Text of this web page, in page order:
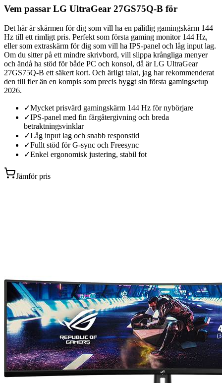
Vem passar LG UltraGear 27GS75Q-B för
Det här är skärmen för dig som vill ha en pålitlig gamingskärm 144
Hz till ett rimligt pris. Perfekt som första gaming monitor 144 Hz,
eller som extraskärm för dig som vill ha IPS-panel och låg input lag.
Om du sitter på ett mindre skrivbord, vill slippa krångliga menyer
och ändå ha stöd för både PC och konsol, då är LG UltraGear
27GS75Q-B ett säkert kort. Och ärligt talat, jag har rekommenderat
den till fler än en kompis som precis byggt sin första gamingsetup
2026.
✓Mycket prisvärd gamingskärm 144 Hz för nybörjare
✓IPS-panel med fin färgåtergivning och breda
betraktningsvinklar
✓Låg input lag och snabb responstid
✓Fullt stöd för G-sync och Freesync
✓Enkel ergonomisk justering, stabil fot
Jämför pris